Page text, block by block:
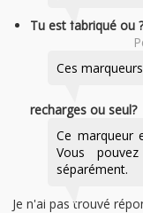
Tu est fabriqué ou ?
Ces
recharges ou seul?
Ce marqueur
Vous
séparément.
Je n'ai pas trouvé